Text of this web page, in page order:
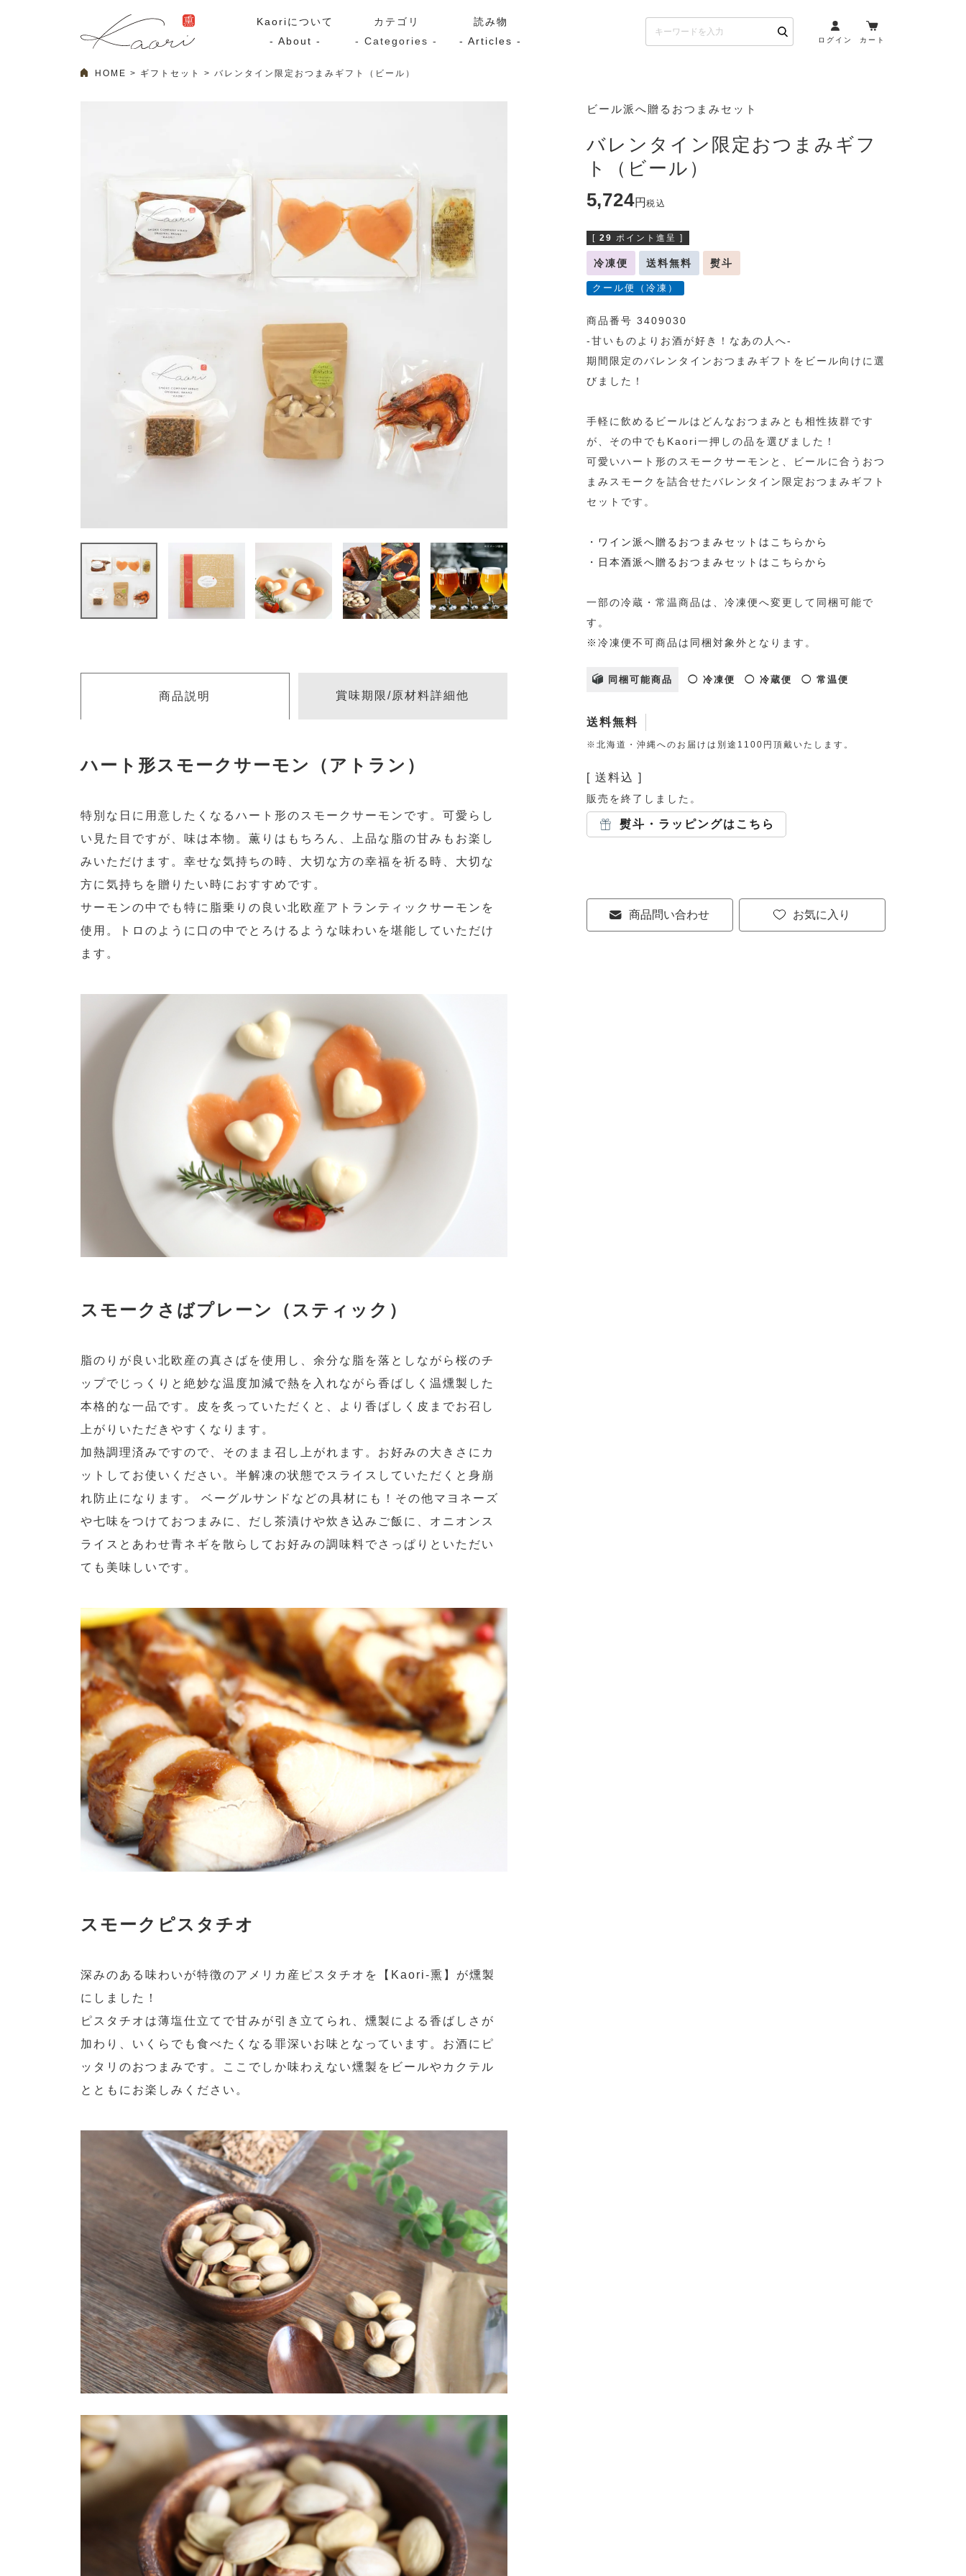
Kaoriについて
- About -
カテゴリ
- Categories -
その他
漬け魚
Kaoriセレクト
ワイン・スパークリング
特集・期間限定セール 送料無料 サブスク（定期コース・頒布会）
読み物
- Articles -
ログイン カート
HOME ギフトセット バレンタイン限定おつまみギフト（ビール）
ビール派へ贈るおつまみセット
バレンタイン限定おつまみギフ
ト（ビール）
5,724
税込
[ 29 ポイント進呈 ]
冷凍便 送料無料 熨斗
クール便（冷凍）
商品番号 3409030
-甘いものよりお酒が好き！なあの人へ-
期間限定のバレンタインおつまみギフトをビール向けに選
びました！
手軽に飲めるビールはどんなおつまみとも相性抜群です
が、その中でもKaori一押しの品を選びました！
可愛いハート形のスモークサーモンと、ビールに合うおつ
まみスモークを詰合せたバレンタイン限定おつまみギフト
セットです。
・ワイン派へ贈るおつまみセットはこちらから
・日本酒派へ贈るおつまみセットはこちらから
一部の冷蔵・常温商品は、冷凍便へ変更して同梱可能で
す。
※冷凍便不可商品は同梱対象外となります。
同梱可能商品 ◯ 冷凍便 ◯ 冷蔵便 ◯ 常温便
送料無料
※北海道・沖縄へのお届けは別途1100円頂戴いたします。
送料込
販売を終了しました。
熨斗・ラッピングはこちら
お気に入り
商品問い合わせ
商品説明 賞味期限/原材料詳細他
ハート形スモークサーモン（アトラン）
特別な日に用意したくなるハート形のスモークサーモンです。可愛らし
い見た目ですが、味は本物。薫りはもちろん、上品な脂の甘みもお楽し
みいただけます。幸せな気持ちの時、大切な方の幸福を祈る時、大切な
方に気持ちを贈りたい時におすすめです。
サーモンの中でも特に脂乗りの良い北欧産アトランティックサーモンを
使用。トロのように口の中でとろけるような味わいを堪能していただけ
ます。
スモークさばプレーン（スティック）
脂のりが良い北欧産の真さばを使用し、余分な脂を落としながら桜のチ
ップでじっくりと絶妙な温度加減で熱を入れながら香ばしく温燻製した
本格的な一品です。皮を炙っていただくと、より香ばしく皮までお召し
上がりいただきやすくなります。
加熱調理済みですので、そのまま召し上がれます。お好みの大きさにカ
ットしてお使いください。半解凍の状態でスライスしていただくと身崩
れ防止になります。 ベーグルサンドなどの具材にも！その他マヨネーズ
や七味をつけておつまみに、だし茶漬けや炊き込みご飯に、オニオンス
ライスとあわせ青ネギを散らしてお好みの調味料でさっぱりといただい
ても美味しいです。
スモークピスタチオ
深みのある味わいが特徴のアメリカ産ピスタチオを【Kaori-熏】が燻製
にしました！
ピスタチオは薄塩仕立てで甘みが引き立てられ、燻製による香ばしさが
加わり、いくらでも食べたくなる罪深いお味となっています。お酒にピ
ッタリのおつまみです。ここでしか味わえない燻製をビールやカクテル
とともにお楽しみください。